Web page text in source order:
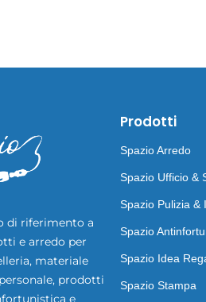
di riferimento a
e arredo per
materiale
prodotti
e
Prodotti
Spazio Arredo
Spazio Ufficio &
Spazio Pulizia &
Spazio
Spazio Idea
Spazio Stampa